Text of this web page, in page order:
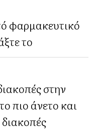
φαρμακευτικό
το
στην
πιο άνετο και